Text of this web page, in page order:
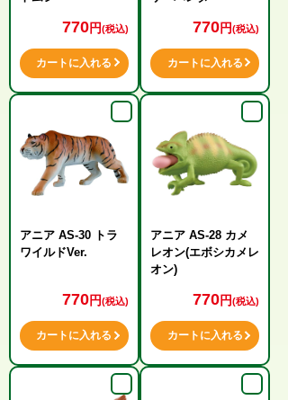
770円(税込)
カートに入れる
770円(税込)
カートに入れる
アニア AS-30 トラ
ワイルドVer.
770円(税込)
カートに入れる
アニア AS-28 カメ
レオン(エボシカメレ
オン)
770円(税込)
カートに入れる